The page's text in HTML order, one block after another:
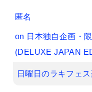
匿名
on 日本独自企画・
(DELUXE JAPAN
日曜日のラキフェ